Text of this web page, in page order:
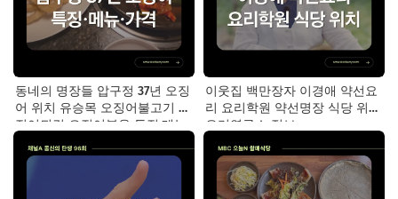
동네의 명장들 압구정 37년 오징
어 위치 유승목 오징어불고기 오
징어튀김 오징어볶음 특징·메뉴·
이웃집 백만장자 이경애 약선요
리 요리학원 약선명장 식당 위치
요리연구소 정보